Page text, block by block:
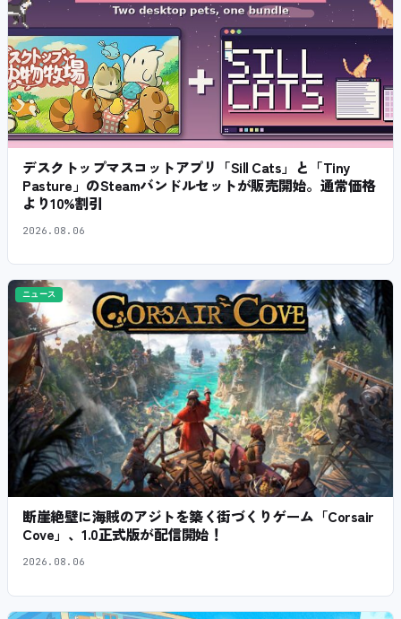
デスクトップマスコットアプリ「Sill Cats」と「Tiny
Pasture」のSteamバンドルセットが販売開始。通常価格
より10%割引
2026.08.06
ニュース
断崖絶壁に海賊のアジトを築く街づくりゲーム「Corsair
Cove」、1.0正式版が配信開始！
2026.08.06